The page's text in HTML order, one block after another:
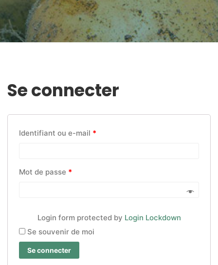
Se connecter
Identifiant ou e-mail *
Mot de passe *
Login form protected by Login Lockdown
Se souvenir de moi
Se connecter